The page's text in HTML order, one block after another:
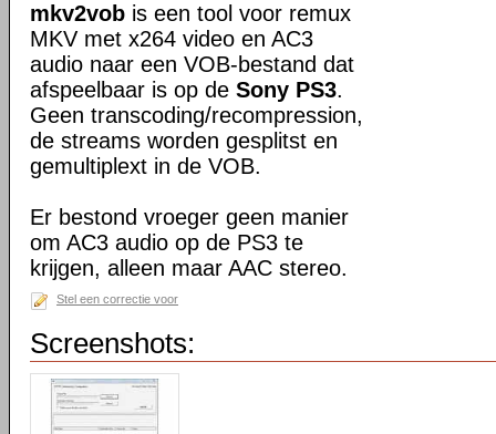
mkv2vob is een tool voor remux
MKV met x264 video en AC3
audio naar een VOB-bestand dat
afspeelbaar is op de Sony PS3.
Geen transcoding/recompression,
de streams worden gesplitst en
gemultiplext in de VOB.
Er bestond vroeger geen manier
om AC3 audio op de PS3 te
krijgen, alleen maar AAC stereo.
Stel een correctie voor
Screenshots: